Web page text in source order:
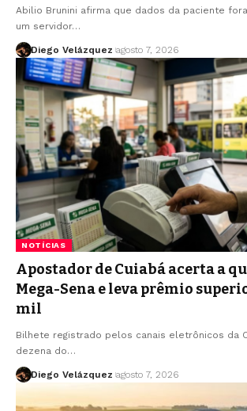
Abilio Brunini afirma que dados da paciente
um servidor…
Diego Velázquez agosto 7, 2026
NOTÍCIAS
Apostador de Cuiabá acerta a
Mega-Sena e leva prêmio
mil
Bilhete registrado pelos canais eletrônicos da
dezena do…
Diego Velázquez agosto 7, 2026